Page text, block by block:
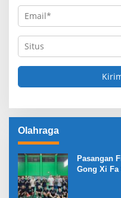
Olahraga
Pasangan
Gong Xi Fa